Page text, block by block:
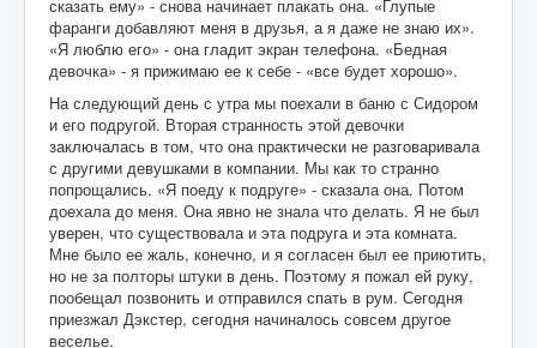
сказать ему» - снова начинает плакать она. «Глупые
фаранги добавляют меня в друзья, а я даже не знаю их».
«Я люблю его» - она гладит экран телефона. «Бедная
девочка» - я прижимаю ее к себе - «все будет хорошо».
На следующий день с утра мы поехали в баню с Сидором
и его подругой. Вторая странность этой девочки
заключалась в том, что она практически не разговаривала
с другими девушками в компании. Мы как то странно
попрощались. «Я поеду к подруге» - сказала она. Потом
доехала до меня. Она явно не знала что делать. Я не был
уверен, что существовала и эта подруга и эта комната.
Мне было ее жаль, конечно, и я согласен был ее приютить,
но не за полторы штуки в день. Поэтому я пожал ей руку,
пообещал позвонить и отправился спать в рум. Сегодня
приезжал Дэкстер, сегодня начиналось совсем другое
веселье.